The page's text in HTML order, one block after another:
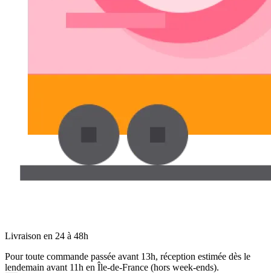
Livraison en 24 à 48h
Pour toute commande passée avant 13h, réception estimée dès le
lendemain avant 11h en Île-de-France (hors week-ends).